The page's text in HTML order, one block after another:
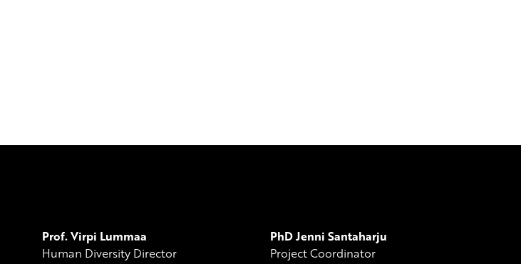
Prof. Virpi Lummaa
Human Diversity Director
PhD Jenni Santaharju
Project Coordinator